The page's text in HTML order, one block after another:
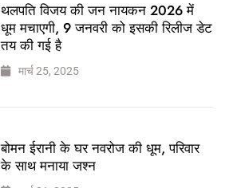
थलपति विजय की जन नायकन 2026 में
धूम मचाएगी, 9 जनवरी को इसकी रिलीज डेट
तय की गई है
मार्च 25, 2025
बोमन ईरानी के घर नवरोज की धूम, परिवार
के साथ मनाया जश्न